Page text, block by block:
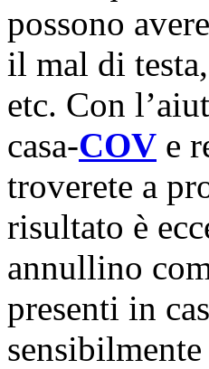
possono
il mal di
etc. Con
casa-COV e
troverete a
risultato è
annullino
presenti in